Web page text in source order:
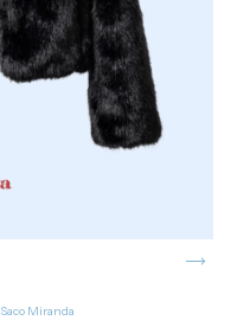
Saco Miranda